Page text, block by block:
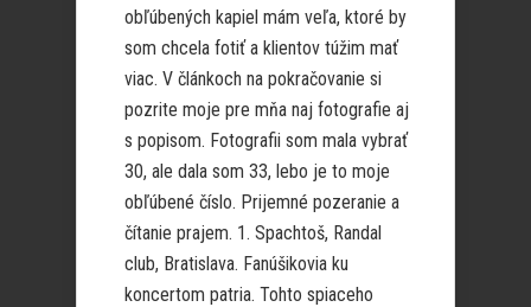
obľúbených kapiel mám veľa, ktoré by
som chcela fotiť a klientov túžim mať
viac. V článkoch na pokračovanie si
pozrite moje pre mňa naj fotografie aj
s popisom. Fotografii som mala vybrať
30, ale dala som 33, lebo je to moje
obľúbené číslo. Prijemné pozeranie a
čítanie prajem. 1. Spachtoš, Randal
club, Bratislava. Fanúšikovia ku
koncertom patria. Tohto spiaceho